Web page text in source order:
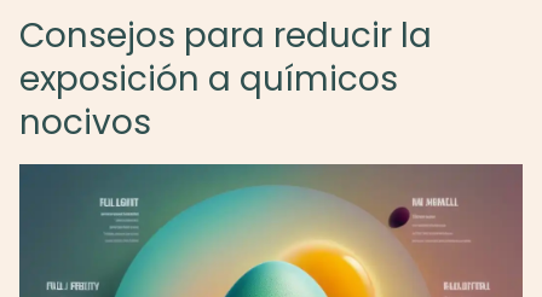
Consejos para reducir la
exposición a químicos
nocivos